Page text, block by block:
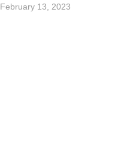
February 13, 2023